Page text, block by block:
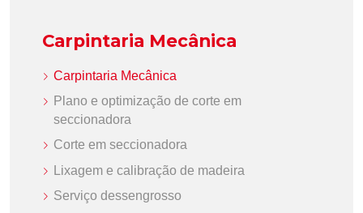
Carpintaria Mecânica
Carpintaria Mecânica
Plano e optimização de corte em
seccionadora
Corte em seccionadora
Lixagem e calibração de madeira
Serviço dessengrosso